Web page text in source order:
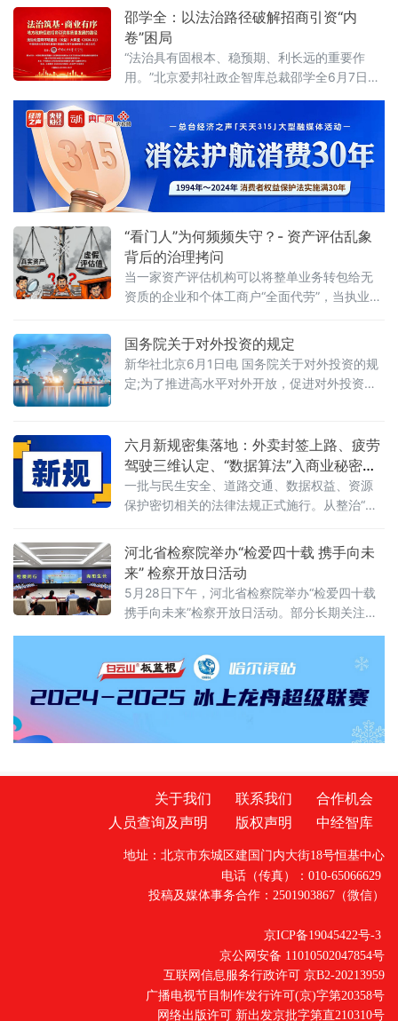
环境，还是在异化为另一种权力寻租？上海大
学法学院企业法治与创新发展研究中心主任何
忠成6月7日在中国政法大学法治化营商环境建
设与数字金融研究中心揭牌仪式既同期举办
的“法治筑基、商业有序——地方政府促进招商
引资和高质量发展路径”法治化营商环境建设
（公益）大
邵学全：以法治路径破解招商引资“内
卷”困局
“法治具有固根本、稳预期、利长远的重要作
用。”北京爱邦社政企智库总裁邵学全6月7日在
研究中心揭牌仪式既同期举办的“法治筑基、商
业有序——地方政府促进招商引资和高质量发
展路径”法治化营商环境建设（公益）大讲堂
2026首期活动上发表书面发言，为地方政府招
商引资高质量发展提出五条法治路径。他指
出，推动高质量发展离不开法治的支撑和保
障，地方政
“看门人”为何频频失守？- 资产评估乱象
背后的治理拷问
当一家资产评估机构可以将整单业务转包给无
资质的企业和个体工商户“全面代劳”，当执业人
重要评估参数可以随意调整、评估依据可以凭
空缺失——这张资本市场“看门人”的名片，还剩
下几分信度？上述场景并非危言耸听。近日，
财政部公布的2025年度资产评估行业联合检查
评估机构、12名
国务院关于对外投资的规定
新华社北京6月1日电 国务院关于对外投资的规
定;为了推进高水平对外开放，促进对外投资高
全、发展利益，根据《中华人民共和国对外关
系法》、《中华人民共和国对外贸易法》等法
律，制定本规定。第二条&emsp;中华人民共和
国境内（以下简称中国境内）投资者对外投
六月新规密集落地：外卖封签上路、疲劳
驾驶三维认定、“数据算法”入商业秘密保
护范围
一批与民生安全、道路交通、数据权益、资源
保护密切相关的法律法规正式施行。从整治“幽
维判定到“开门杀”责任明确，从商业秘密保护扩
围到城乡供水统筹管理——多项新规聚焦社会
关切，织密权益保障网，守护公众日常生活。
网络餐饮全链条严管：外卖必须“封口”，商家必
须“亮证”《网络餐饮服务经营者落实食品安全主
河北省检察院举办“检爱四十载 携手向未
来” 检察开放日活动
5月28日下午，河北省检察院举办“检爱四十载
携手向未来”检察开放日活动。部分长期关注未
政协委员、人民监督员以及石家庄市第二中学
师生、家长代表等50余人应邀走进省检察院，
直观了解检察工作，共同交流未成年人保护举
措。省检察院党组成员、副检察长任国强参加
开放日活动，并主持座谈交流会。据介绍，近
关于我们 联系我们
合作机会
人员查询及声明
版权声明 中经智库
地址：北京市东城区建国门内大街18号恒基中心
电话（传真）：010-65066629
投稿及媒体事务合作：2501903867（微信）
京ICP备19045422号-3
京公网安备 11010502047854号
互联网信息服务行政许可 京B2-20213959
广播电视节目制作发行许可(京)字第20358号
网络出版许可 新出发京批字第直210310号